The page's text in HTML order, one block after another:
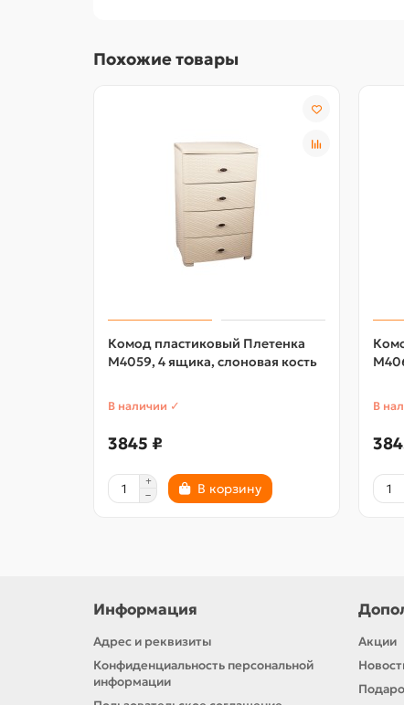
Похожие товары
Комод пластиковый Плетенка
М4059, 4 ящика, слоновая кость
В наличии ✓
3845 ₽
В корзину
В
Информация
Адрес и реквизиты
Конфиденциальность персональной
информации
Акции